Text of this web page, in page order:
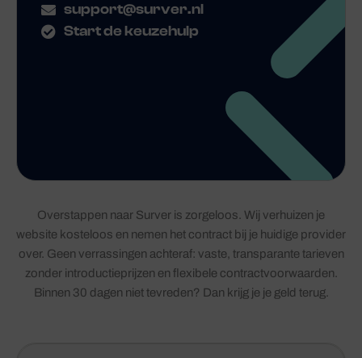
support@surver.nl
Start de keuzehulp
Overstappen naar Surver is zorgeloos. Wij verhuizen je
website kosteloos en nemen het contract bij je huidige provider
over. Geen verrassingen achteraf: vaste, transparante tarieven
zonder introductieprijzen en flexibele contractvoorwaarden.
Binnen 30 dagen niet tevreden? Dan krijg je je geld terug.